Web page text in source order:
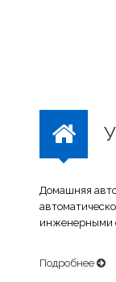
Домашняя
инженерными
Подробнее